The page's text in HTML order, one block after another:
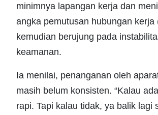
minimnya lapangan kerja dan
angka pemutusan hubungan kerja
kemudian berujung pada
keamanan.
Ia menilai, penanganan oleh
masih belum konsisten. “Kalau
rapi. Tapi kalau tidak, ya balik lagi